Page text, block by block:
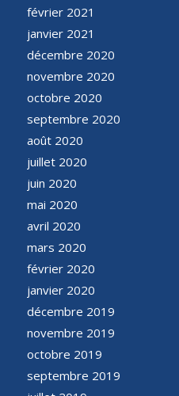
février 2021
janvier 2021
décembre 2020
novembre 2020
octobre 2020
septembre 2020
août 2020
juillet 2020
juin 2020
mai 2020
avril 2020
mars 2020
février 2020
janvier 2020
décembre 2019
novembre 2019
octobre 2019
septembre 2019